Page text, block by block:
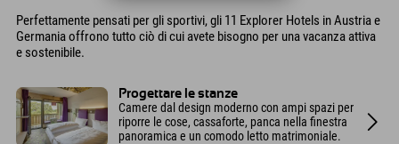
Perfettamente pensati per gli sportivi, gli 11 Explorer Hotels in Austria e
Germania offrono tutto ciò di cui avete bisogno per una vacanza attiva
e sostenibile.
Progettare le stanze
Camere dal design moderno con ampi spazi per
riporre le cose, cassaforte, panca nella finestra
panoramica e un comodo letto matrimoniale.